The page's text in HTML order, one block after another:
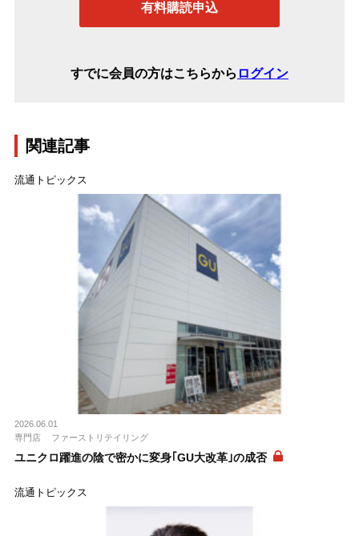
有料購読申込
すでに会員の方はこちらから ログイン
関連記事
流通トピックス
2026.06.01
専門店
ファーストリテイリング
ユニクロ躍進の陰で密かに変身｢GU大改革｣の成否
流通トピックス